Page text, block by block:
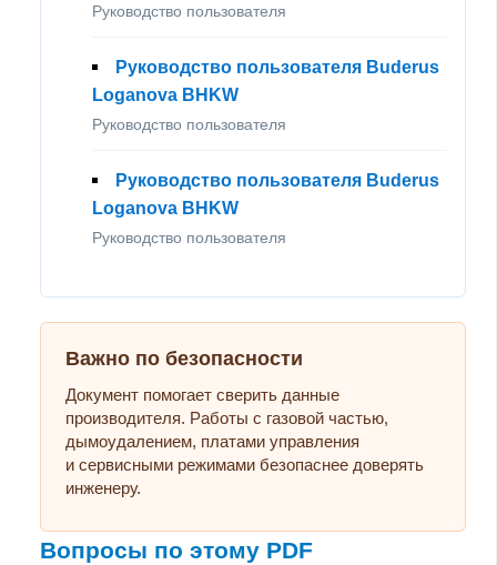
Руководство пользователя
Руководство пользователя Buderus
Loganova BHKW
Руководство пользователя
Руководство пользователя Buderus
Loganova BHKW
Руководство пользователя
Важно по безопасности
Документ помогает сверить данные
производителя. Работы с газовой частью,
дымоудалением, платами управления
и сервисными режимами безопаснее доверять
инженеру.
Вопросы по этому PDF